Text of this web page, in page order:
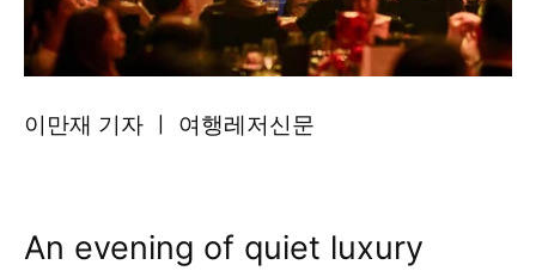
이만재 기자 ㅣ 여행레저신문
An evening of quiet luxury